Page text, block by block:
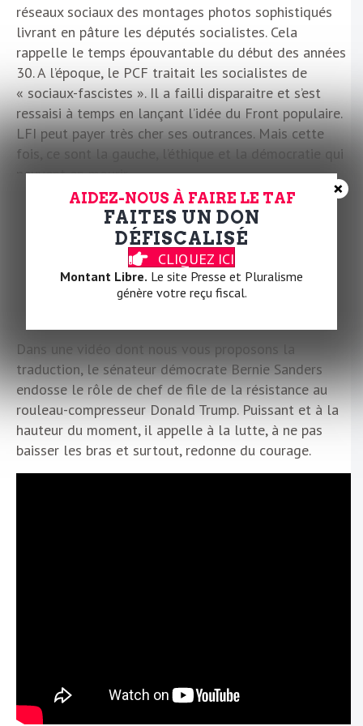
réseaux sociaux des montages photos sophistiqués
livrant en pâture les députés socialistes. Cela
rappelle le temps épouvantable du début des années
30. A l’époque, le PCF traitait les socialistes de
« sociaux-fascistes ». Il a failli disparaitre et s’est
ressaisi à temps en lançant l’idée du Front populaire.
LFI peut payer très cher ses outrances. Mais cette
fois, ce sont la gauche, l’éthique et la démocratie qui
peuvent en mourir.
Dans une vidéo dont nous vous proposons la
traduction, le sénateur démocrate Bernie Sanders
endosse le rôle de chef de file de la résistance au
rouleau-compresseur Donald Trump. Puissant et à la
hauteur du moment, il appelle à la lutte, à ne pas
baisser les bras et surtout, redonne du courage.
AIDEZ-NOUS À FAIRE LE TAF
FAITES UN DON
DÉFISCALISÉ
CLIQUEZ ICI
Montant Libre. Le site Presse et Pluralisme
génère votre reçu fiscal.
×